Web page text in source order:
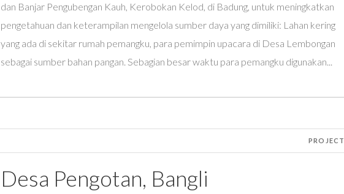
dan Banjar Pengubengan Kauh, Kerobokan Kelod, di Badung, untuk meningkatkan
pengetahuan dan keterampilan mengelola sumber daya yang dimiliki: Lahan kering
yang ada di sekitar rumah pemangku, para pemimpin upacara di Desa Lembongan
sebagai sumber bahan pangan. Sebagian besar waktu para pemangku digunakan...
PROJECT
Desa Pengotan, Bangli